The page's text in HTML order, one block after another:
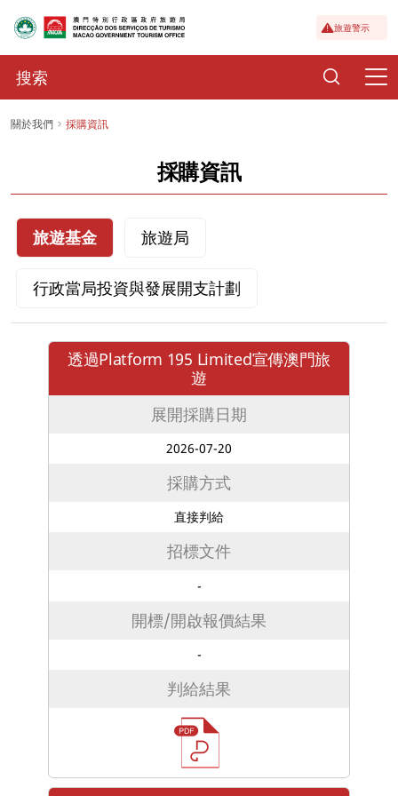
旅遊警示
關於我們 採購資訊
採購資訊
旅遊基金 旅遊局
行政當局投資與發展開支計劃
透過Platform 195 Limited宣傳澳門旅
遊
展開採購日期
2026-07-20
採購方式
直接判給
招標文件
-
開標/開啟報價結果
-
判給結果